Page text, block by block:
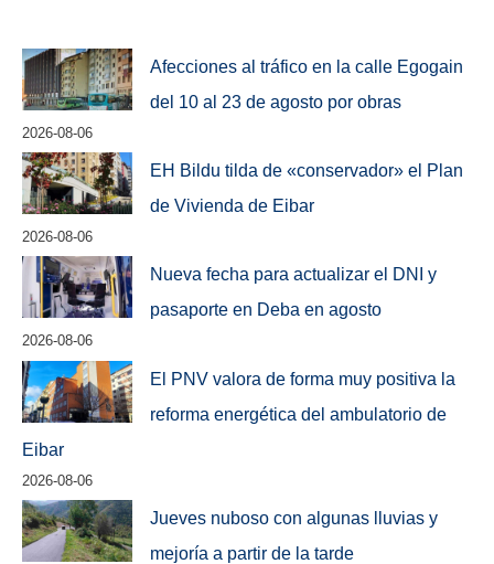
Afecciones al tráfico en la calle Egogain
del 10 al 23 de agosto por obras
2026-08-06
EH Bildu tilda de «conservador» el Plan
de Vivienda de Eibar
2026-08-06
Nueva fecha para actualizar el DNI y
pasaporte en Deba en agosto
2026-08-06
El PNV valora de forma muy positiva la
reforma energética del ambulatorio de
Eibar
2026-08-06
Jueves nuboso con algunas lluvias y
mejoría a partir de la tarde